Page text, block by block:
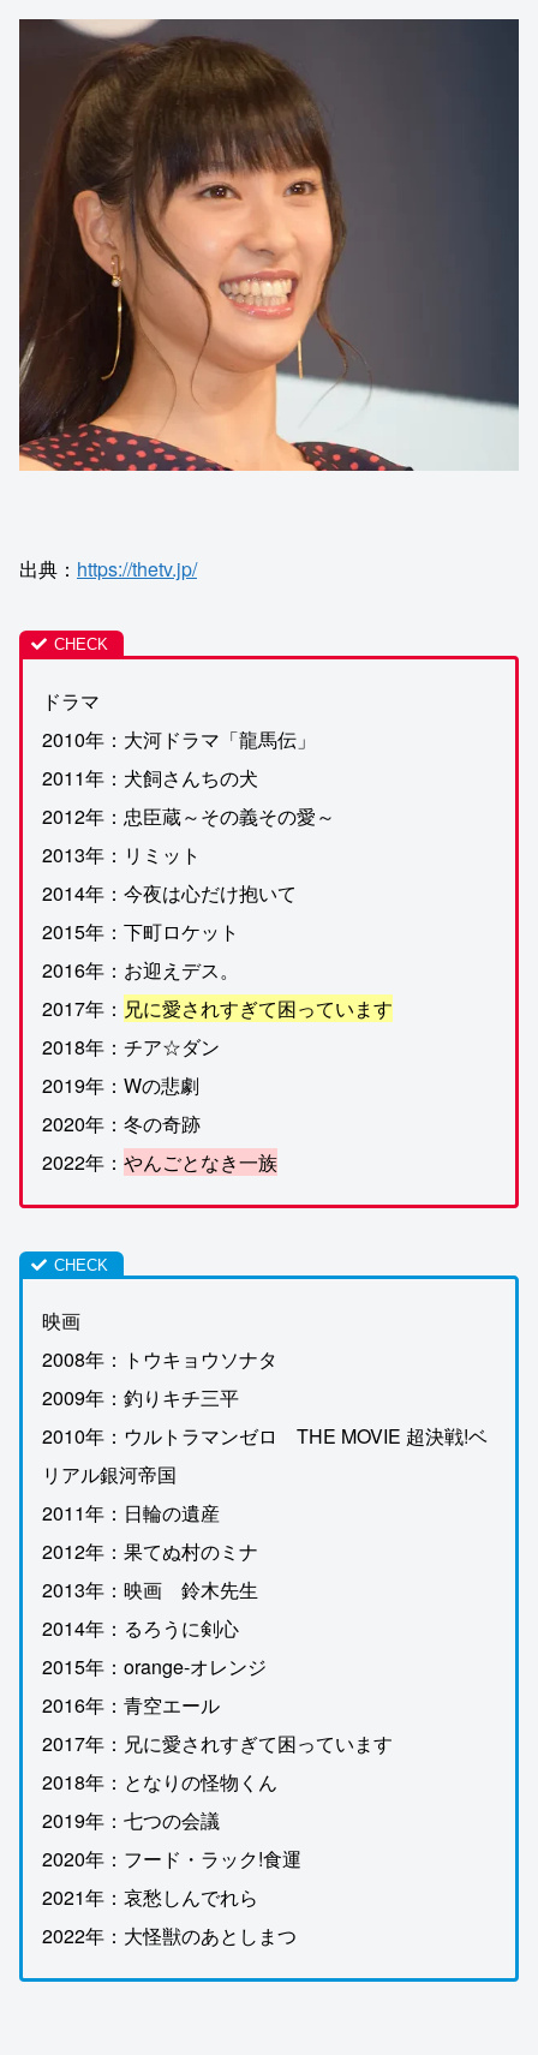
出典： https://thetv.jp/
ドラマ
2010年：大河ドラマ「龍馬伝」
2011年：犬飼さんちの犬
2012年：忠臣蔵～その義その愛～
2013年：リミット
2014年：今夜は心だけ抱いて
2015年：下町ロケット
2016年：お迎えデス。
2017年： 兄に愛されすぎて困っています
2018年：チア☆ダン
2019年：Wの悲劇
2020年：冬の奇跡
2022年： やんごとなき一族
映画
2008年：トウキョウソナタ
2009年：釣りキチ三平
2010年：ウルトラマンゼロ THE MOVIE 超決戦!ベ
リアル銀河帝国
2011年：日輪の遺産
2012年：果てぬ村のミナ
2013年：映画 鈴木先生
2014年：るろうに剣心
2015年：orange-オレンジ
2016年：青空エール
2017年：兄に愛されすぎて困っています
2018年：となりの怪物くん
2019年：七つの会議
2020年：フード・ラック!食運
2021年：哀愁しんでれら
2022年：大怪獣のあとしまつ